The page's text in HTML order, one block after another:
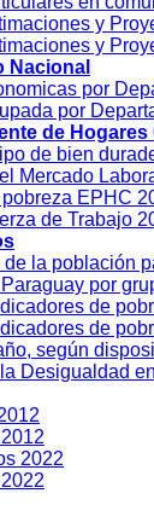
y
y
Nacional
por
por
de
de bien
Mercado
pobreza EPHC
de Trabajo
de la población
por
de
de
según
Desigualdad
2022